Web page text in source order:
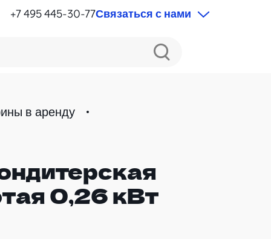
+7 495 445-30-77Связаться с нами
в аренду
0,26 кВт